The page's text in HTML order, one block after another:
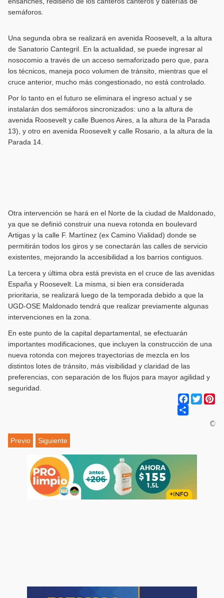
semáforos.
Una segunda obra se realizará en avenida Roosevelt, a la altura
de Sanatorio Cantegril. En la actualidad, se puede ingresar al
nosocomio a través de un acceso semaforizado pero que, para
los técnicos, maneja poco volumen de tránsito, mientras que el
cruce anterior, mucho más congestionado, no está controlado.
Por lo tanto en el futuro se eliminara el ingreso actual y se
instalarán dos semáforos sincronizados: uno a la altura de
avenida Roosevelt y calle Buenos Aires, a la altura de la Parada
13), y otro en avenida Roosevelt y calle Rosario, a la altura de la
Parada 14.
Otra intervención se hará en el Norte de la ciudad de Maldonado,
ya que se definió construir una nueva rotonda en boulevard
Artigas y la calle F. Martínez (ex Camino Vialidad) donde se
permitirán todos los giros y se conectarán las calles de servicio
existentes, mejorando la accesibilidad a los barrios contiguos.
La tercera y última obra está prevista en el cruce de las avenidas
España y Roosevelt. La misma, si bien era considerada
prioritaria, se realizará luego de la temporada debido a que la
UGD-OSE Maldonado tendrá que realizar previamente algunas
intervenciones en la zona.
En este punto de la capital departamental, se efectuarán
importantes modificaciones, que incluyen la construcción de una
nueva rotonda con mejores trayectorias de mezcla en los
distintos lotes de tránsito, más visibilidad y claridad de las
preferencias, con separación de los flujos para mayor agilidad y
seguridad.
Facebook
Twitter
Previo Siguiente